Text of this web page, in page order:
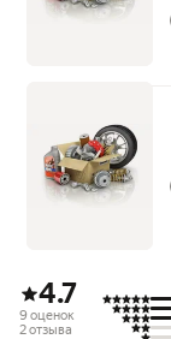
4.7
9 оценок
2 отзыва